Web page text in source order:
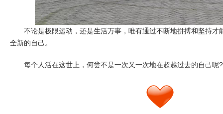
不论是极限运动，还是生活万事，唯有通过不断地拼搏和坚持才
全新的自己。
每个人活在这世上，何尝不是一次又一次地在超越过去的自己呢?